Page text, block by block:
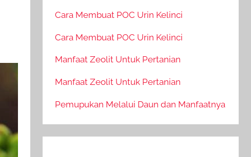
Cara Membuat POC Urin Kelinci
Cara Membuat POC Urin Kelinci
Manfaat Zeolit Untuk Pertanian
Manfaat Zeolit Untuk Pertanian
Pemupukan Melalui Daun dan Manfaatnya